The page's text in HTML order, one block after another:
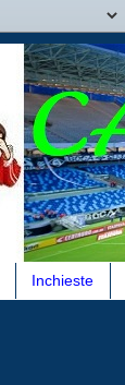
Inchieste